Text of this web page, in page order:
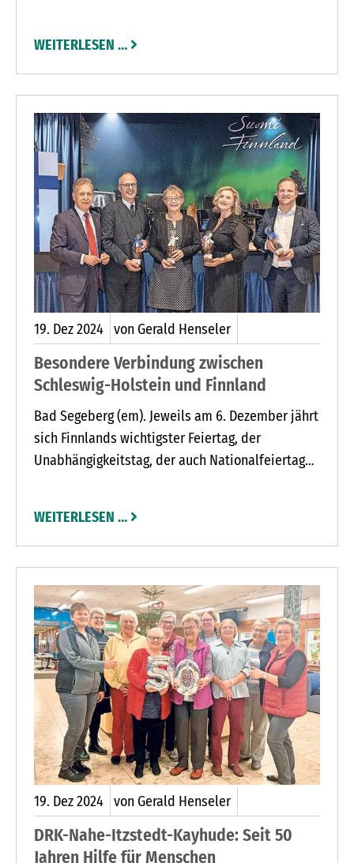
WEITERLESEN …
19. Dez2024 von Gerald Henseler
Besondere Verbindung zwischen
Schleswig-Holstein und Finnland
Bad Segeberg (em). Jeweils am 6. Dezember jährt
sich Finnlands wichtigster Feiertag, der
Unabhängigkeitstag, der auch Nationalfeiertag
Svinhufvud erklärte am 6. Dezember 1917 die
Unabhängigkeit von Russland. In einem
Freiheitskrieg gegen die Russen, der sich in einen
Bürgerkrieg verwandelte und einem sich
anschließenden Winterkrieg 1939-1940 gegen
den Aggressor Sowjetunion musste die
verkündete Freiheit blutig erkämpft werden. In
der heutigen Zeit, mit Krieg in Europa und einem
maritimen Raum Ostsee, der zum Schauplatz für
Großmachtrivalität geworden ist, wird die
Bedeutung des finnischen Unabhängigkeitstages
deutlicher denn je. Die Finnische Bevölkerung
begegnet diesem Tag mit Feierlichkeiten sowie
mit Dankbarkeit, Demuund Gedenken.
WEITERLESEN …
19. Dez2024 von Gerald Henseler
DRK-Nahe-Itzstedt-Kayhude: Seit 50
Jahren Hilfe für Menschen